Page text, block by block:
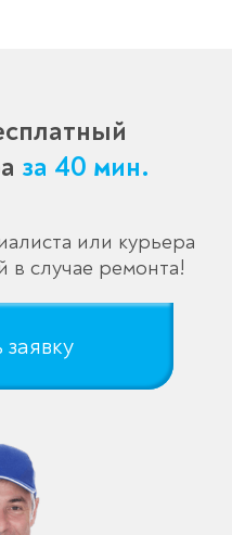
за 40 мин.
или курьера
в случае ремонта!